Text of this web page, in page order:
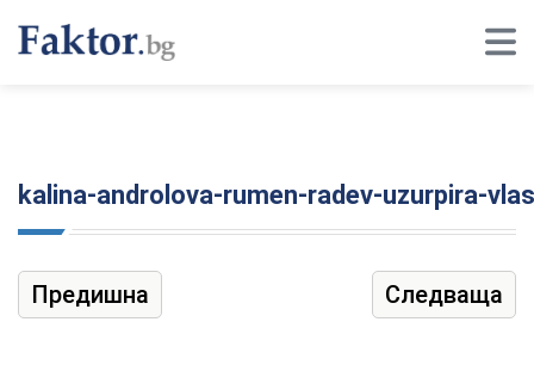
kalina-androlova-rumen-radev-uzurpira-
Предишна Следваща